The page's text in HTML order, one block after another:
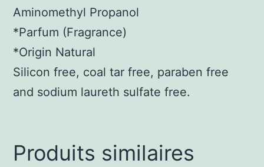
Aminomethyl Propanol
*Parfum (Fragrance)
*Origin Natural
Silicon free, coal tar free, paraben free
and sodium laureth sulfate free.
Produits similaires